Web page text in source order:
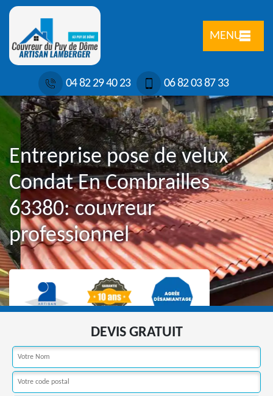
MENU
04 82 29 40 23 06 82 03 87 33
Entreprise pose de velux
Condat En Combrailles
63380: couvreur
professionnel
DEVIS GRATUIT